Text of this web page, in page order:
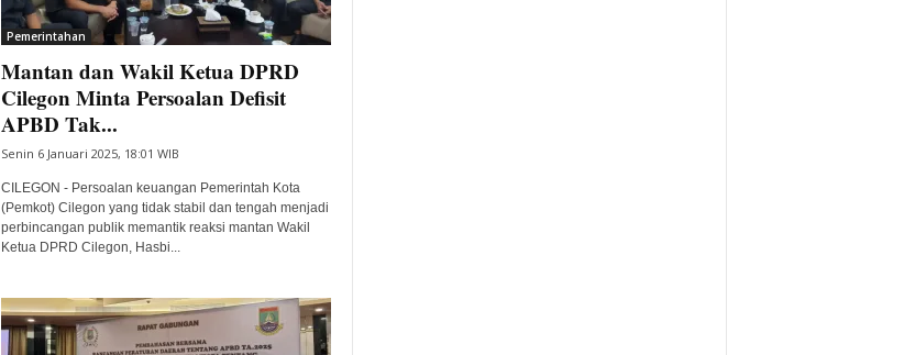
Pemerintahan
Mantan dan Wakil Ketua DPRD
Cilegon Minta Persoalan Defisit
APBD Tak...
Senin 6 Januari 2025, 18:01 WIB
CILEGON - Persoalan keuangan Pemerintah Kota
(Pemkot) Cilegon yang tidak stabil dan tengah menjadi
perbincangan publik memantik reaksi mantan Wakil
Ketua DPRD Cilegon, Hasbi...